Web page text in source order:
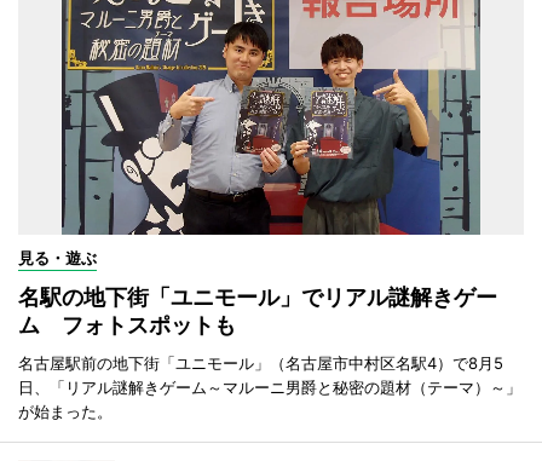
見る・遊ぶ
名駅の地下街「ユニモール」でリアル謎解きゲー
ム フォトスポットも
名古屋駅前の地下街「ユニモール」（名古屋市中村区名駅4）で8月5
日、「リアル謎解きゲーム～マルーニ男爵と秘密の題材（テーマ）～」
が始まった。